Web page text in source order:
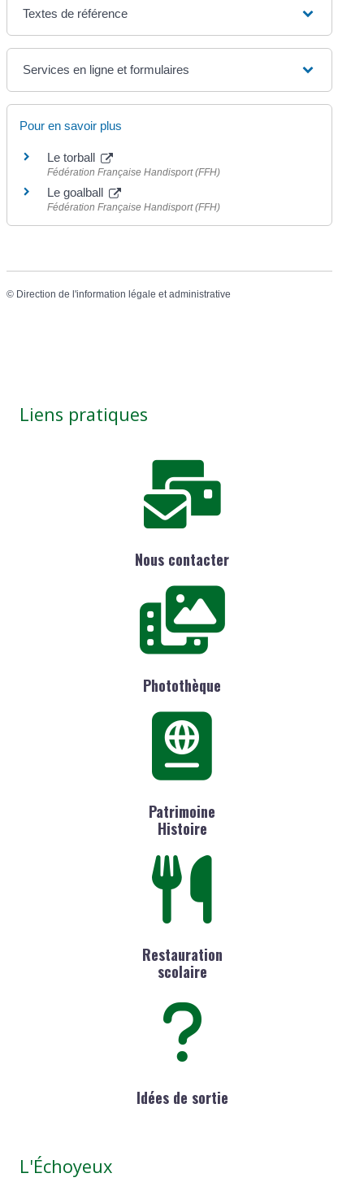
Textes de référence
Services en ligne et formulaires
Pour en savoir plus
Le torball
Fédération Française Handisport (FFH)
Le goalball
Fédération Française Handisport (FFH)
© Direction de l'information légale et administrative
Liens pratiques
Nous contacter
Photothèque
Patrimoine
Histoire
Restauration
scolaire
Idées de sortie
L'Échoyeux